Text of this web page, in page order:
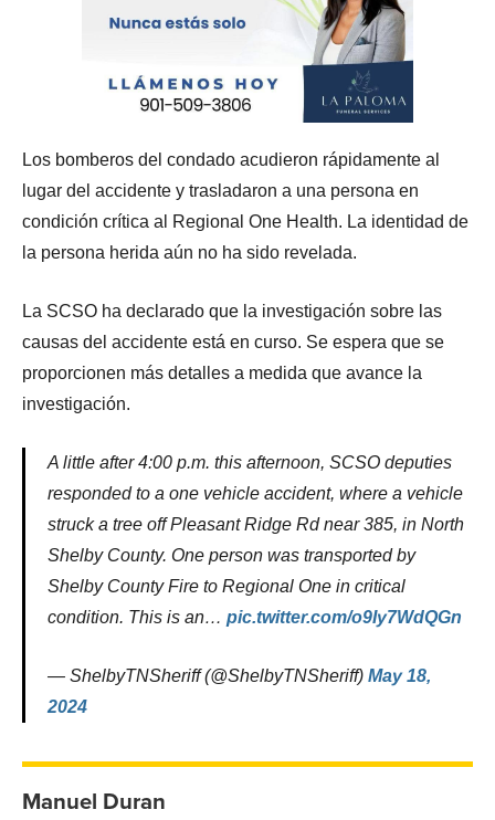
Los bomberos del condado acudieron rápidamente al
lugar del accidente y trasladaron a una persona en
condición crítica al Regional One Health. La identidad de
la persona herida aún no ha sido revelada.
La SCSO ha declarado que la investigación sobre las
causas del accidente está en curso. Se espera que se
proporcionen más detalles a medida que avance la
investigación.
A little after 4:00 p.m. this afternoon, SCSO deputies
responded to a one vehicle accident, where a vehicle
struck a tree off Pleasant Ridge Rd near 385, in North
Shelby County. One person was transported by
Shelby County Fire to Regional One in critical
condition. This is an… pic.twitter.com/o9Iy7WdQGn
— ShelbyTNSheriff (@ShelbyTNSheriff) May 18,
2024
Manuel Duran